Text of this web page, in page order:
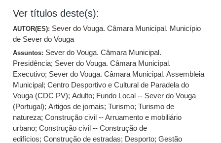
Ver títulos deste(s):
AUTOR(ES): Sever do Vouga. Câmara Municipal. Município
de Sever do Vouga
Assuntos: Sever do Vouga. Câmara Municipal.
Presidência; Sever do Vouga. Câmara Municipal.
Executivo; Sever do Vouga. Câmara Municipal. Assembleia
Municipal;Centro Desportivo e Cultural de Paradela do
Vouga (CDC PV);Adulto; Fundo Local -- Sever do Vouga
(Portugal);Artigos de jornais;Turismo;Turismo de
natureza;Construção civil -- Arruamento e mobiliário
urbano;Construção civil -- Construção de
edifícios;Construção de estradas; Desporto;Gestão